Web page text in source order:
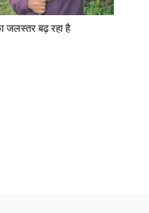
जलस्तर बढ़ रहा है